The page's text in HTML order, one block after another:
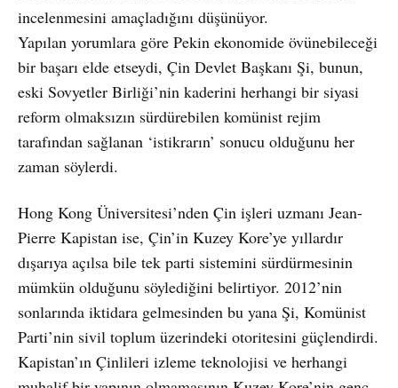
incelenmesini amaçladığını düşünüyor.
Yapılan yorumlara göre Pekin ekonomide övünebileceği
bir başarı elde etseydi, Çin Devlet Başkanı Şi, bunun,
eski Sovyetler Birliği’nin kaderini herhangi bir siyasi
reform olmaksızın sürdürebilen komünist rejim
tarafından sağlanan ‘istikrarın’ sonucu olduğunu her
zaman söylerdi.
Hong Kong Üniversitesi’nden Çin işleri uzmanı Jean-
Pierre Kapistan ise, Çin’in Kuzey Kore’ye yıllardır
dışarıya açılsa bile tek parti sistemini sürdürmesinin
mümkün olduğunu söylediğini belirtiyor. 2012’nin
sonlarında iktidara gelmesinden bu yana Şi, Komünist
Parti’nin sivil toplum üzerindeki otoritesini güçlendirdi.
Kapistan’ın Çinlileri izleme teknolojisi ve herhangi